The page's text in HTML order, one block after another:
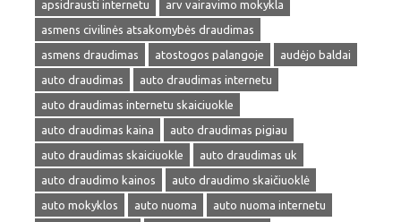
apsidrausti internetu
arv vairavimo mokykla
asmens civilinės atsakomybės draudimas
asmens draudimas
atostogos palangoje
audėjo baldai
auto draudimas
auto draudimas internetu
auto draudimas internetu skaiciuokle
auto draudimas kaina
auto draudimas pigiau
auto draudimas skaiciuokle
auto draudimas uk
auto draudimo kainos
auto draudimo skaičiuoklė
auto mokyklos
auto nuoma
auto nuoma internetu